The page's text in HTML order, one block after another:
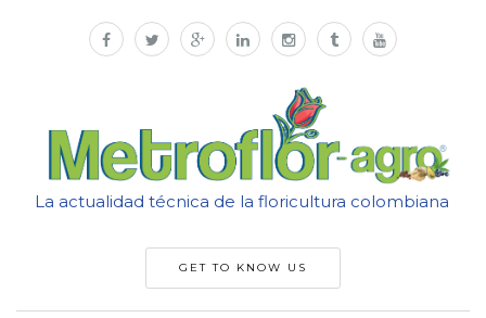
La actualidad técnica de la floricultura colombiana
GET TO KNOW US